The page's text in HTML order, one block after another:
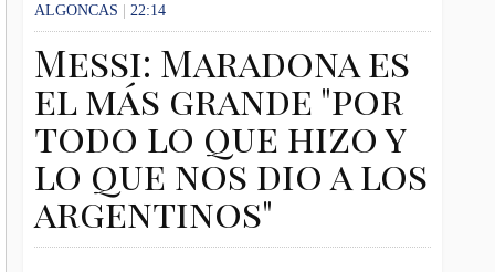
ALGONCAS | 22:14
Messi: Maradona es
el más grande "por
todo lo que hizo y
lo que nos dio a los
argentinos"